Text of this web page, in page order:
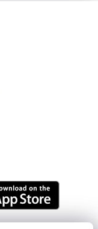
Belediye
Terörsüz